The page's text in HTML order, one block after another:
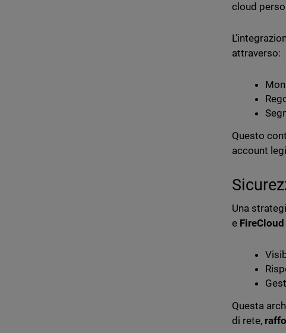
cloud
attraverso:
Questo
account
Una
e FireCloud
Questa
di rete,